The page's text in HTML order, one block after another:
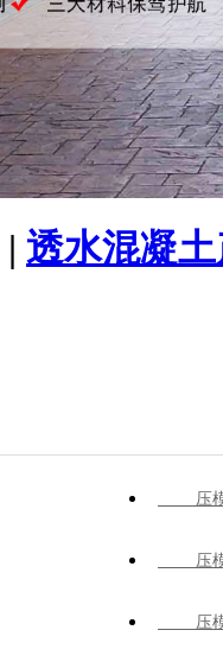
| 透水混凝
压模
压模
压模